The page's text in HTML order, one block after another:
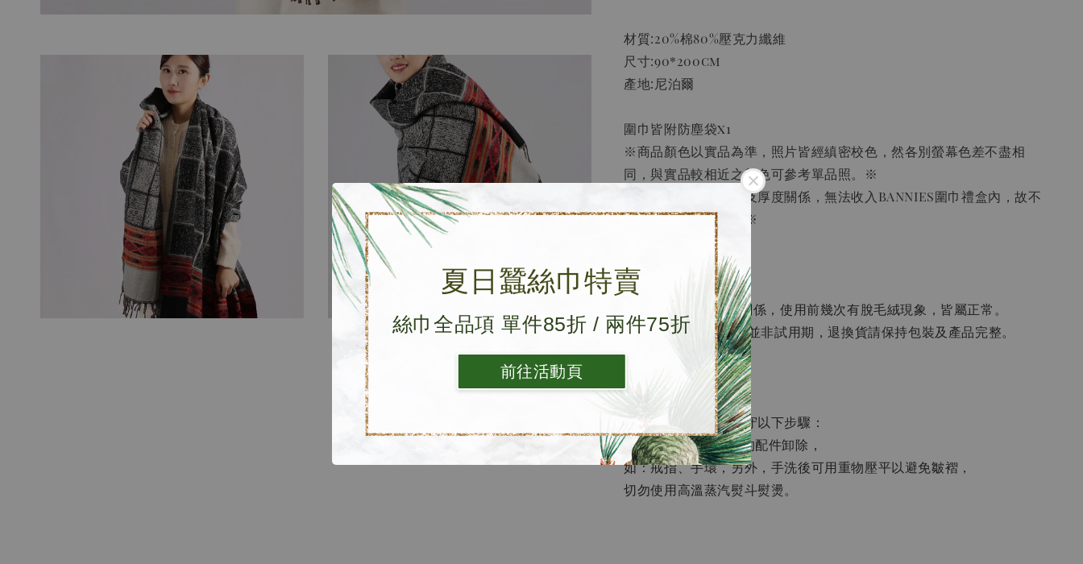
夏日蠶絲巾特賣
絲巾全品項 單件85折 / 兩件75折
前往活動頁
材質:20%棉80%壓克力纖維
尺寸:90*200cm
產地:尼泊爾
圍巾皆附防塵袋x1
※商品顏色以實品為準，照片皆經縝密校色，然各別螢幕色差不盡相
同，與實品較相近之顏色可參考單品照。※
※混紡大披肩因尺寸及厚度關係，無法收入BANNIES圍巾禮盒內，故不
提供禮盒包裝服務。※
［購前須知］
• 圍巾因織線極細的關係，使用前幾次有脫毛絨現象，皆屬正常。
• 網路鑑賞期7天，但並非試用期，退換貨請保持包裝及產品完整。
［清洗方式
自行洗滌，請務必遵守以下步驟：
※手洗時，請將手上的配件卸除，
如：戒指、手環，另外，手洗後可用重物壓平以避免皺褶，
切勿使用高溫蒸汽熨斗熨燙。